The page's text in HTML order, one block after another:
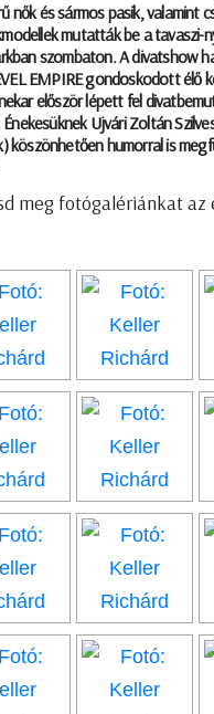
nők és sármos pasik, valamint
mutatták be a tavaszi-
szombaton. A divatshow
EMPIRE gondoskodott élő
először lépett fel
Ujvári Zoltán
köszönhetően humorral is
meg fotógalériánkat az